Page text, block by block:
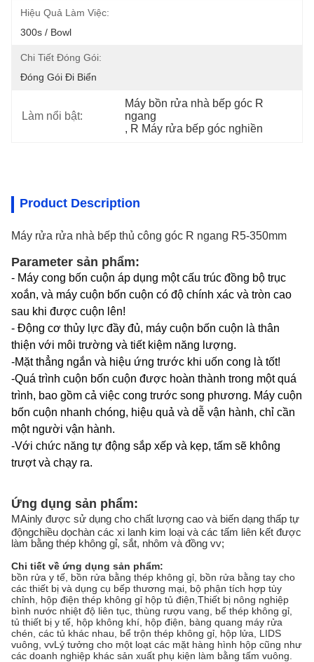
Hiệu Quả Làm Việc:
300s / Bowl
Chi Tiết Đóng Gói:
Đóng Gói Đi Biển
Làm nổi bật:
Máy bồn rửa nhà bếp góc R
ngang
, R Máy rửa bếp góc nghiền
Product Description
Máy rửa rửa nhà bếp thủ công góc R ngang R5-350mm
Parameter sản phẩm:
- Máy cong bốn cuộn áp dụng một cấu trúc đồng bộ trục
xoắn, và máy cuộn bốn cuộn có độ chính xác và tròn cao
sau khi được cuộn lên!
- Động cơ thủy lực đầy đủ, máy cuộn bốn cuộn là thân
thiện với môi trường và tiết kiệm năng lượng.
-Mặt thẳng ngắn và hiệu ứng trước khi uốn cong là tốt!
-Quá trình cuộn bốn cuộn được hoàn thành trong một quá
trình, bao gồm cả việc cong trước song phương. Máy cuộn
bốn cuộn nhanh chóng, hiệu quả và dễ vận hành, chỉ cần
một người vận hành.
-Với chức năng tự động sắp xếp và kẹp, tấm sẽ không
trượt và chạy ra.
Ứng dụng sản phẩm:
MAinly được sử dụng cho chất lượng cao và biến dạng thấp tự
độngchiều dọchàn các xi lanh kim loại và các tấm liên kết được
làm bằng thép không gỉ, sắt, nhôm và đồng vv;
Chi tiết về ứng dụng sản phẩm:
bồn rửa y tế, bồn rửa bằng thép không gỉ, bồn rửa bằng tay cho
các thiết bị và dụng cụ bếp thương mại, bộ phận tích hợp tùy
chỉnh, hộp điện thép không gỉ hộp tủ điện,Thiết bị nông nghiệp
bình nước nhiệt độ liên tục, thùng rượu vang, bể thép không gỉ,
tủ thiết bị y tế, hộp không khí, hộp điện, bàng quang máy rửa
chén, các tủ khác nhau, bể trộn thép không gỉ, hộp lửa, LIDS
vuông, vvLý tưởng cho một loạt các mặt hàng hình hộp cũng như
các doanh nghiệp khác sản xuất phụ kiện làm bằng tấm vuông.